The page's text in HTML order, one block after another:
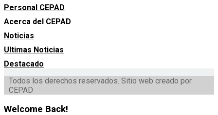
Personal CEPAD
Acerca del CEPAD
Noticias
Ultimas Noticias
Destacado
Todos los derechos reservados. Sitio web creado por
CEPAD
Welcome Back!